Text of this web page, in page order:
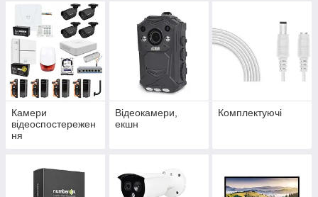
Камери
відеоспостережен
ня
Відеокамери,
екшн
Комплектуючі